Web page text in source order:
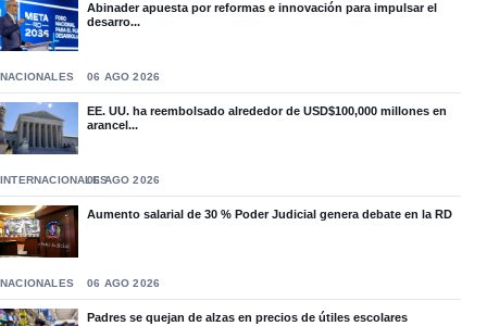
Abinader apuesta por reformas e innovación para impulsar el
desarro...
NACIONALES 06 AGO 2026
EE. UU. ha reembolsado alrededor de USD$100,000 millones en
arancel...
INTERNACIONALES06 AGO 2026
Aumento salarial de 30 % Poder Judicial genera debate en la RD
NACIONALES 06 AGO 2026
Padres se quejan de alzas en precios de útiles escolares